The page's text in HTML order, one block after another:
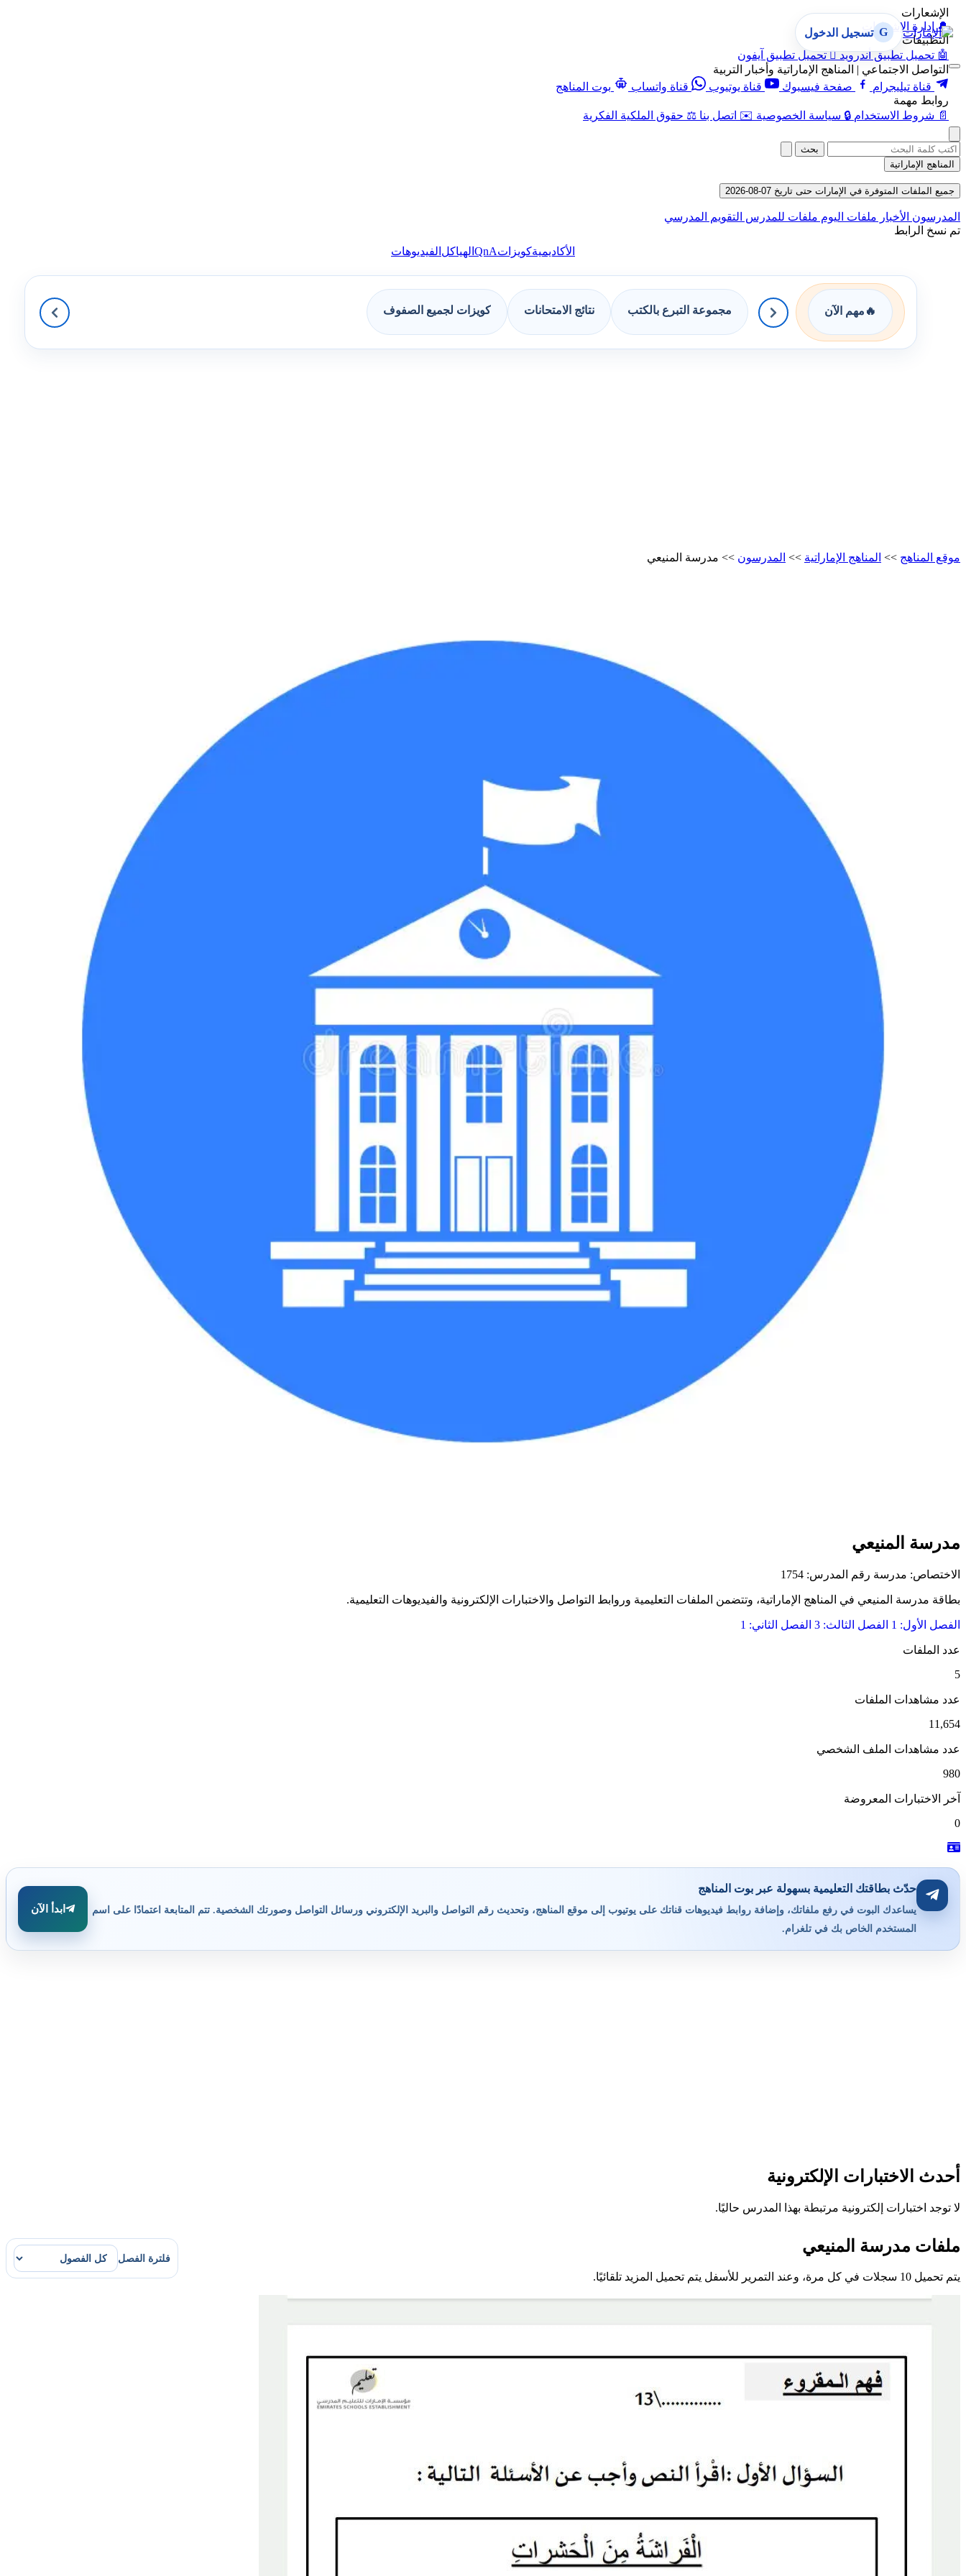
الإشعارات
🔔 إدارة الإشعارات
التطبيقات
🤖 تحميل تطبيق أندرويد  تحميل تطبيق آيفون
التواصل الاجتماعي | المناهج الإماراتية وأخبار التربية
قناة تيليجرام
صفحة فيسبوك قناة يوتيوب قناة واتساب
بوت المناهج
روابط مهمة
📄 شروط الاستخدام 🔒 سياسة الخصوصية ✉️ اتصل بنا ⚖️ حقوق الملكية الفكرية
G تسجيل الدخول
بحث
المناهج الإماراتية
جميع الملفات المتوفرة في الإمارات حتى تاريخ 07-08-2026
المدرسون الأخبار ملفات اليوم ملفات للمدرس التقويم المدرسي
تم نسخ الرابط
الأكاديميةكويزاتQnA الهياكل الفيديوهات
🔥 مهم الآن مجموعة التبرع بالكتب نتائج الامتحانات كويزات لجميع الصفوف
موقع المناهج >> المناهج الإماراتية >> المدرسون >> مدرسة المنيعي
مدرسة المنيعي
الاختصاص: مدرسة رقم المدرس: 1754
بطاقة مدرسة المنيعي في المناهج الإماراتية، وتتضمن الملفات التعليمية وروابط التواصل والاختبارات الإلكترونية والفيديوهات التعليمية.
الفصل الأول: 1 الفصل الثالث: 3 الفصل الثاني: 1
عدد الملفات
5
عدد مشاهدات الملفات
11,654
عدد مشاهدات الملف الشخصي
980
آخر الاختبارات المعروضة
0
حدّث بطاقتك التعليمية بسهولة عبر بوت المناهج
يساعدك البوت في رفع ملفاتك، وإضافة روابط فيديوهات قناتك على يوتيوب إلى موقع المناهج، وتحديث رقم التواصل والبريد الإلكتروني ورسائل التواصل وصورتك الشخصية. تتم المتابعة اعتمادًا على اسم
المستخدم الخاص بك في تلغرام.
ابدأ الآن
أحدث الاختبارات الإلكترونية
لا توجد اختبارات إلكترونية مرتبطة بهذا المدرس حاليًا.
ملفات مدرسة المنيعي
يتم تحميل 10 سجلات في كل مرة، وعند التمرير للأسفل يتم تحميل المزيد تلقائيًا.
فلترة الفصل